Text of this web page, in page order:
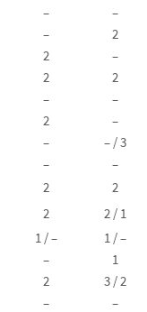
– –
– 2
2 –
2 2
– –
2 –
– – / 3
– –
2 2
2 2 / 1
1 / – 1 / –
– 1
2 3 / 2
– –